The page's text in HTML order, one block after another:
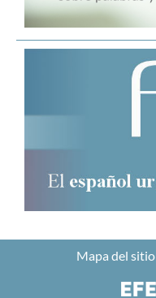
Mapa del sitio